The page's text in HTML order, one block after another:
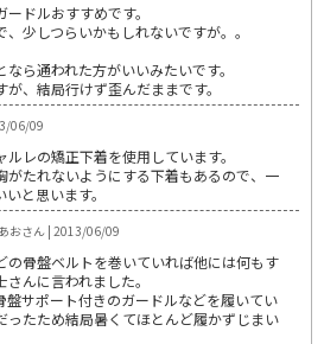
ドルおすすめです。
少しつらいかもしれないですが。。
ら通われた方がいいみたいです。
、結局行けず歪んだままです。
06/09
レの矯正下着を使用しています。
がたれないようにする下着もあるので、一
と思います。
おさん | 2013/06/09
の骨盤ベルトを巻いていれば他には何もす
んに言われました。
盤サポート付きのガードルなどを履いてい
ったため結局暑くてほとんど履かずじまい